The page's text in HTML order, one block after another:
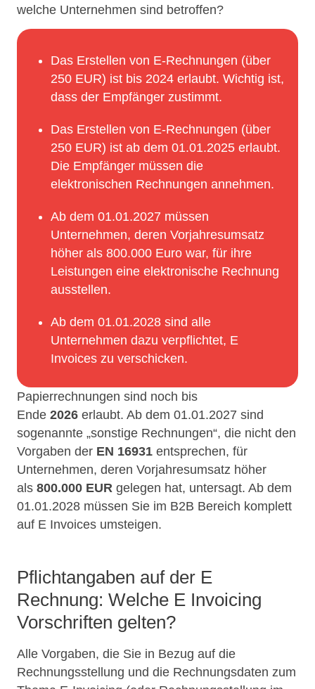
welche Unternehmen sind betroffen?
Das Erstellen von E-Rechnungen (über
250 EUR) ist bis 2024 erlaubt. Wichtig ist,
dass der Empfänger zustimmt.
Das Erstellen von E-Rechnungen (über
250 EUR) ist ab dem 01.01.2025 erlaubt.
Die Empfänger müssen die
elektronischen Rechnungen annehmen.
Ab dem 01.01.2027 müssen
Unternehmen, deren Vorjahresumsatz
höher als 800.000 Euro war, für ihre
Leistungen eine elektronische Rechnung
ausstellen.
Ab dem 01.01.2028 sind alle
Unternehmen dazu verpflichtet, E
Invoices zu verschicken.
Papierrechnungen sind noch bis
Ende 2026 erlaubt. Ab dem 01.01.2027 sind
sogenannte „sonstige Rechnungen“, die nicht den
Vorgaben der EN 16931 entsprechen, für
Unternehmen, deren Vorjahresumsatz höher
als 800.000 EUR gelegen hat, untersagt. Ab dem
01.01.2028 müssen Sie im B2B Bereich komplett
auf E Invoices umsteigen.
Pflichtangaben auf der E
Rechnung: Welche E Invoicing
Vorschriften gelten?
Alle Vorgaben, die Sie in Bezug auf die
Rechnungsstellung und die Rechnungsdaten zum